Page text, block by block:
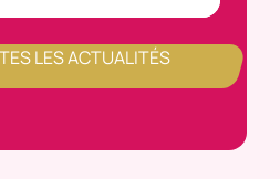
LES ACTUALITÉS